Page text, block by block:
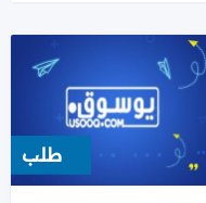
طلب